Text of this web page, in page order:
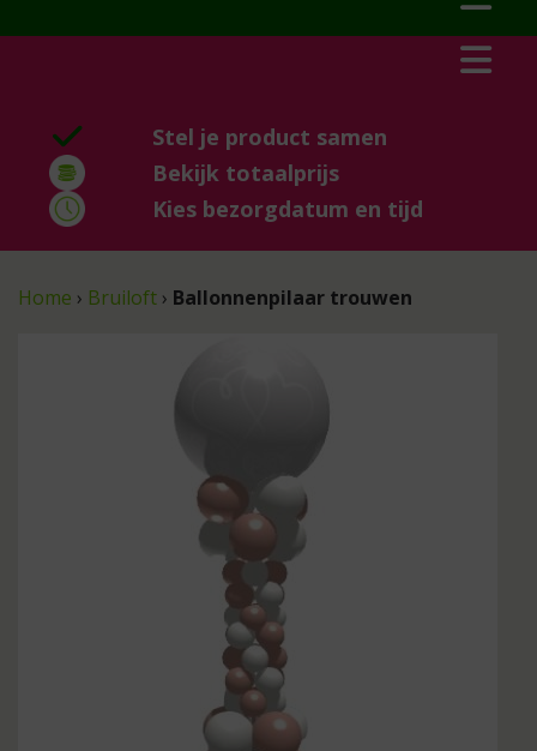
Stel je product samen
Bekijk totaalprijs
Kies bezorgdatum en tijd
Home › Bruiloft › Ballonnenpilaar trouwen